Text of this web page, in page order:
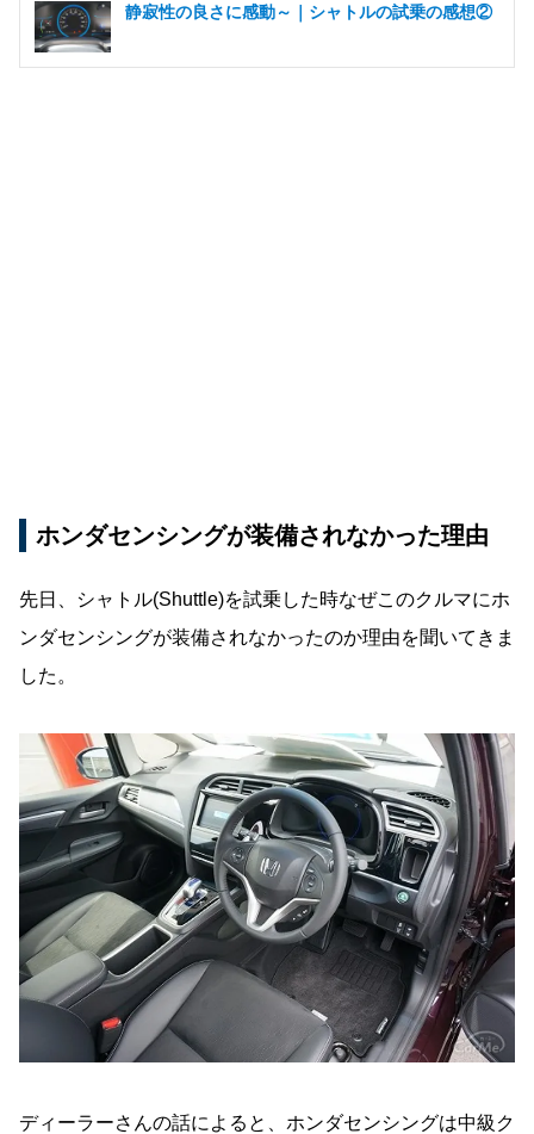
静寂性の良さに感動～｜シャトルの試乗の感想②
ホンダセンシングが装備されなかった理由
先日、シャトル(Shuttle)を試乗した時なぜこのクルマにホ
ンダセンシングが装備されなかったのか理由を聞いてきま
した。
ディーラーさんの話によると、ホンダセンシングは中級ク